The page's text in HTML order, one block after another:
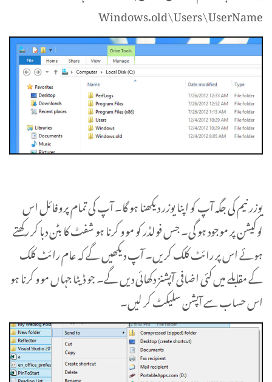
Windows.old\Users\UserName
یوزر نیم کی جگہ آپ کو اپنا یوزر دیکھنا ہو گا۔ آپ کی تمام پروفائل اس
لوکیشن پر موجود ہو گی۔ جس فولڈر کو موو کرنا ہو شفٹ کا بٹن دبا کر رکھتے
ہوئے اس پر رائٹ کلک کریں۔ آپ دیکھیں گے کہ عام رائٹ کلک
کے مقابلے میں کئی اضافی آپشنز دکھائی دیں گے۔ جو ڈیٹا جہاں موو کرنا ہو
اس حساب سے آپشن سلیکٹ کر لیں۔